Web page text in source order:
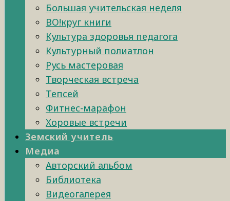
Большая учительская неделя
ВО!круг книги
Культура здоровья педагога
Культурный полиатлон
Русь мастеровая
Творческая встреча
Тепсей
Фитнес-марафон
Хоровые встречи
Земский учитель
Медиа
Авторский альбом
Библиотека
Видеогалерея